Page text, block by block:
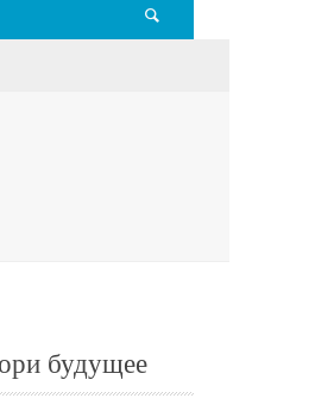
будущее